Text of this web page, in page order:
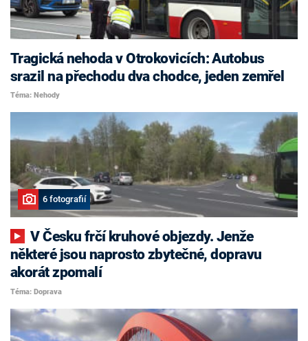
Tragická nehoda v Otrokovicích: Autobus
srazil na přechodu dva chodce, jeden zemřel
Téma: Nehody
6 fotografií
V Česku frčí kruhové objezdy. Jenže
některé jsou naprosto zbytečné, dopravu
akorát zpomalí
Téma: Doprava